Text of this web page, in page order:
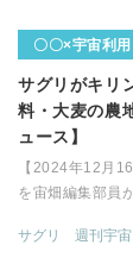
〇〇×宇宙利用
サグリがキリ
料・大麦の農
ュース】
【2024年12月
を宙畑編集部員
サグリ 週刊宇